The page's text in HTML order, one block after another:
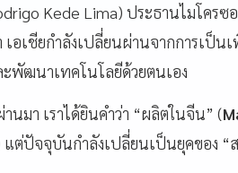
Kede Lima) ประธานไมโค
เอเชียกำลังเปลี่ยนผ่านจากการเป็
พัฒนาเทคโนโลยีด้วยตนเอง
นมา เราได้ยินคำว่า “ผลิตในจีน” (
แต่ปัจจุบันกำลังเปลี่ยนเป็นยุคของ “ส